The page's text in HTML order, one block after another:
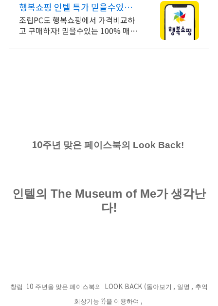
행복쇼핑 인텔 특가 믿을수있는
100% 매매보호
조립PC도 행복쇼핑에서 가격비교하
고 구매하자! 믿을수있는 100% 매매
10주년 맞은 페이스북의 Look Back!
인텔의 The Museum of Me가 생각난
다!
창립 10 주년을 맞은 페이스북의 LOOK BACK (돌아보기 , 일명 , 추억
회상기능 ?)을 이용하여 ,